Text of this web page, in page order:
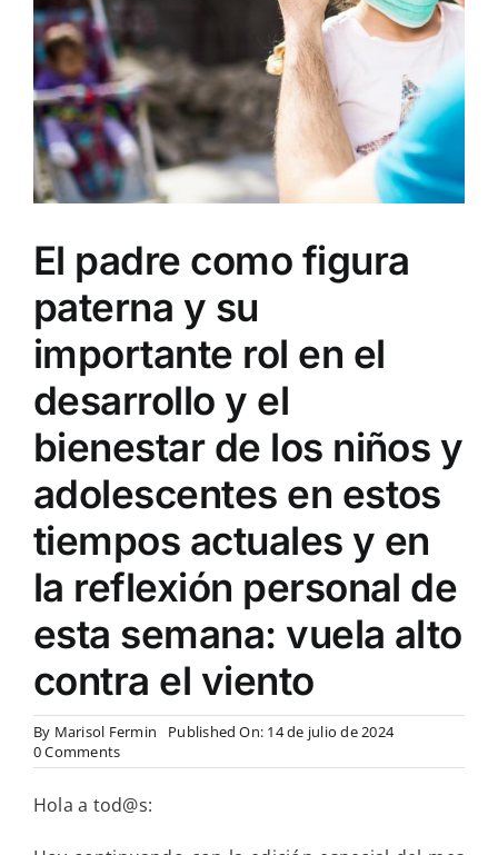
El padre como figura
paterna y su
importante rol en el
desarrollo y el
bienestar de los niños y
adolescentes en estos
tiempos actuales y en
la reflexión personal de
esta semana: vuela alto
contra el viento
By Marisol Fermin
Published On: 14 de julio de 2024
0 Commentson
El
como
paterna
Hola a tod@s: